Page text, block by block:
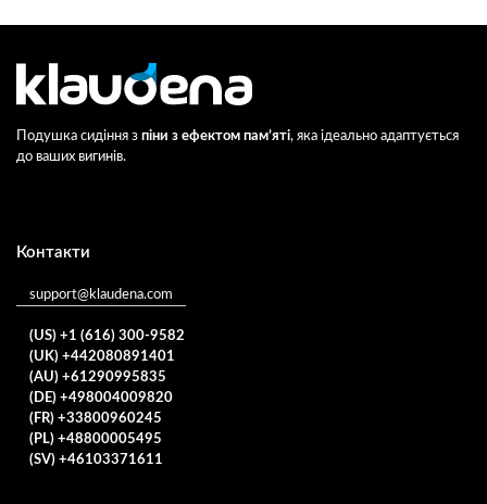
Подушка сидіння з піни з ефектом пам’яті, яка ідеально адаптується
до ваших вигинів.
Контакти
support@klaudena.com
(US) +1 (616) 300-9582
(UK) +442080891401
(AU) +61290995835
(DE) +498004009820
(FR) +33800960245
(PL) +48800005495
(SV) +46103371611